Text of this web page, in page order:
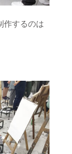
作するのは